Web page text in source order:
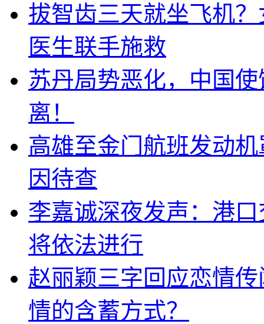
拔智齿三天就坐飞机
医生联手施救
苏丹局势恶化，中国
离！
高雄至金门航班发动
因待查
李嘉诚深夜发声：港
将依法进行
赵丽颖三字回应恋情
情的含蓄方式？